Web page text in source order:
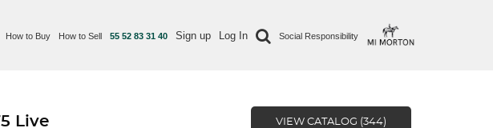
How to Buy How to Sell 55 52 83 31 40 Sign up Log In Social Responsibility
Live VIEW CATALOG (344)